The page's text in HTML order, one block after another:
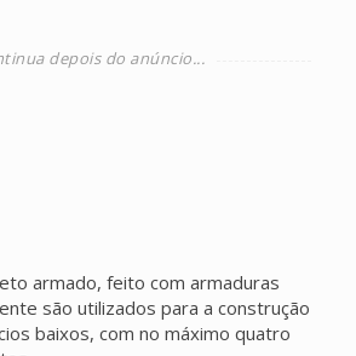
armado, feito com armaduras
são utilizados para a construção
baixos, com no máximo quatro